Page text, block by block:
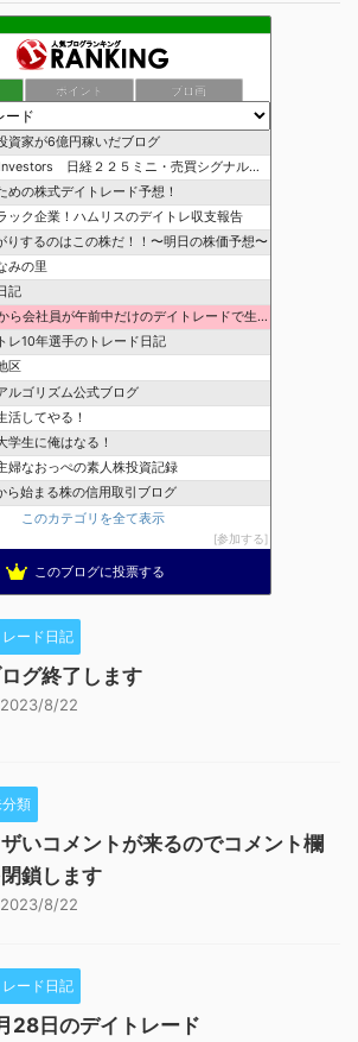
ポイント ブロ画
資家が6億円稼いだブログ
日経２２５ミニ・売買シグナル公開
めの株式デイトレード予想！
ック企業！ハムリスのデイトレ収支報告
りするのはこの株だ！！〜明日の株価予想〜
みの里
記
会社員が午前中だけのデイトレードで生活費を稼ぐ！
レ10年選手のトレード日記
区
ルゴリズム公式ブログ
活してやる！
学生に俺はなる！
婦なおっぺの素人株投資記録
ら始まる株の信用取引ブログ
このカテゴリを全て表示
参加する
このブログに投票する
レード日記
グ終了します
2023/8/22
類
いコメントが来るのでコメント欄
鎖します
2023/8/22
レード日記
28日のデイトレード